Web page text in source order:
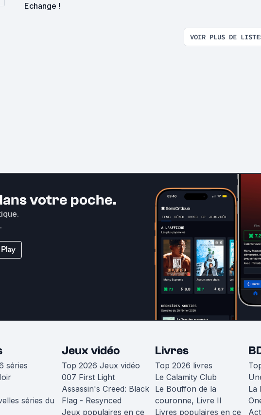
Echange !
VOIR PLUS DE
votre poche.
séries
séries du
Jeux vidéo
Top 2026 Jeux vidéo
007 First Light
Assassin's Creed: Black
Flag - Resynced
Jeux populaires en ce
Livres
Top 2026 livres
Le Calamity Club
Le Bouffon de la
couronne, Livre II
Livres populaires en ce
La